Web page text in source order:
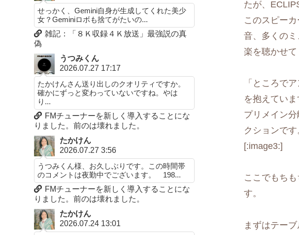
たが、
このスピー
音、多くの
楽を聴かせて
「ところで
を抱えてい
プリメイン
クションで
[:image3:]
ここでもち
す。
まずはテー
せっかく、Gemini自身が生成してくれた美少
女？Geminiロボも捨てがたいの...
雑記：「８Ｋ収録４Ｋ放送」最強説の真
偽
うつみくん
2026.07.27 17:17
たかけんさん送り出しのクオリティですか。
確かにずっと変わっていないですね。やは
り...
FMチューナーを新しく導入することにな
りました。前のは壊れました。
たかけん
2026.07.27 3:56
うつみくん様、お久しぶりです。この時間帯
のコメントは夜勤中でございます。 198...
FMチューナーを新しく導入することにな
りました。前のは壊れました。
たかけん
2026.07.24 13:01